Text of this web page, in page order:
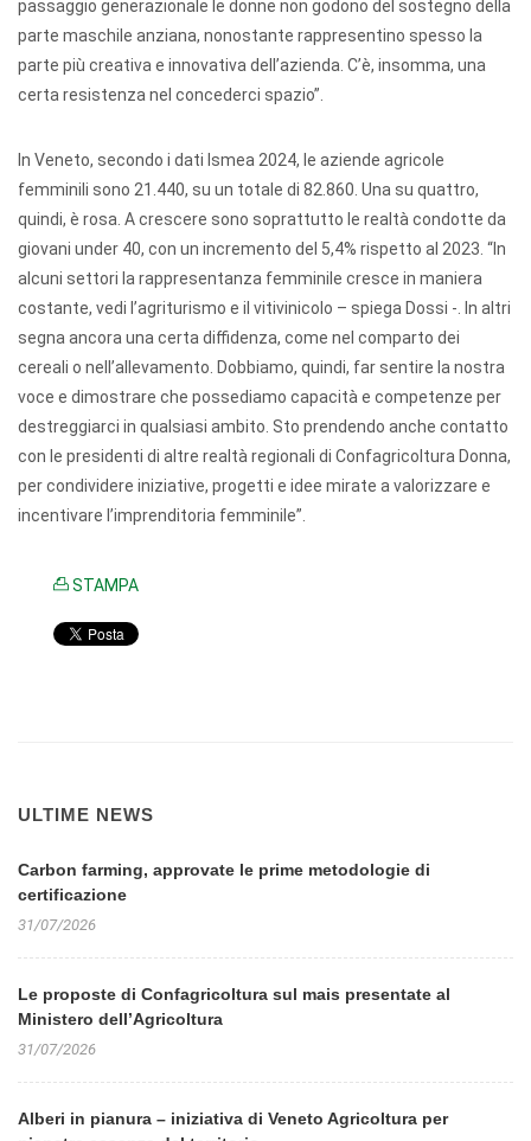
passaggio generazionale le donne non godono del sostegno della
parte maschile anziana, nonostante rappresentino spesso la
parte più creativa e innovativa dell’azienda. C’è, insomma, una
certa resistenza nel concederci spazio”.
In Veneto, secondo i dati Ismea 2024, le aziende agricole
femminili sono 21.440, su un totale di 82.860. Una su quattro,
quindi, è rosa. A crescere sono soprattutto le realtà condotte da
giovani under 40, con un incremento del 5,4% rispetto al 2023. “In
alcuni settori la rappresentanza femminile cresce in maniera
costante, vedi l’agriturismo e il vitivinicolo – spiega Dossi -. In altri
segna ancora una certa diffidenza, come nel comparto dei
cereali o nell’allevamento. Dobbiamo, quindi, far sentire la nostra
voce e dimostrare che possediamo capacità e competenze per
destreggiarci in qualsiasi ambito. Sto prendendo anche contatto
con le presidenti di altre realtà regionali di Confagricoltura Donna,
per condividere iniziative, progetti e idee mirate a valorizzare e
incentivare l’imprenditoria femminile”.
STAMPA
ULTIME NEWS
Carbon farming, approvate le prime metodologie di
certificazione
31/07/2026
Le proposte di Confagricoltura sul mais presentate al
Ministero dell’Agricoltura
31/07/2026
Alberi in pianura – iniziativa di Veneto Agricoltura per